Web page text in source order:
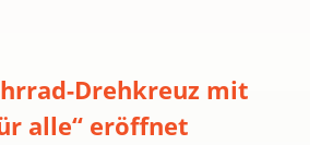
Drehkreuz mit
alle“ eröffnet